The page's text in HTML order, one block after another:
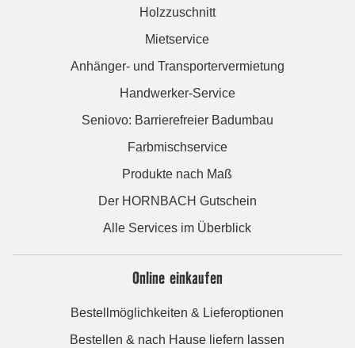
Holzzuschnitt
Mietservice
Anhänger- und Transportervermietung
Handwerker-Service
Seniovo: Barrierefreier Badumbau
Farbmischservice
Produkte nach Maß
Der HORNBACH Gutschein
Alle Services im Überblick
Online einkaufen
Bestellmöglichkeiten & Lieferoptionen
Bestellen & nach Hause liefern lassen